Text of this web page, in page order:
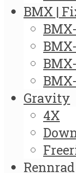
BMX |
Gravity
4X
Rennrad